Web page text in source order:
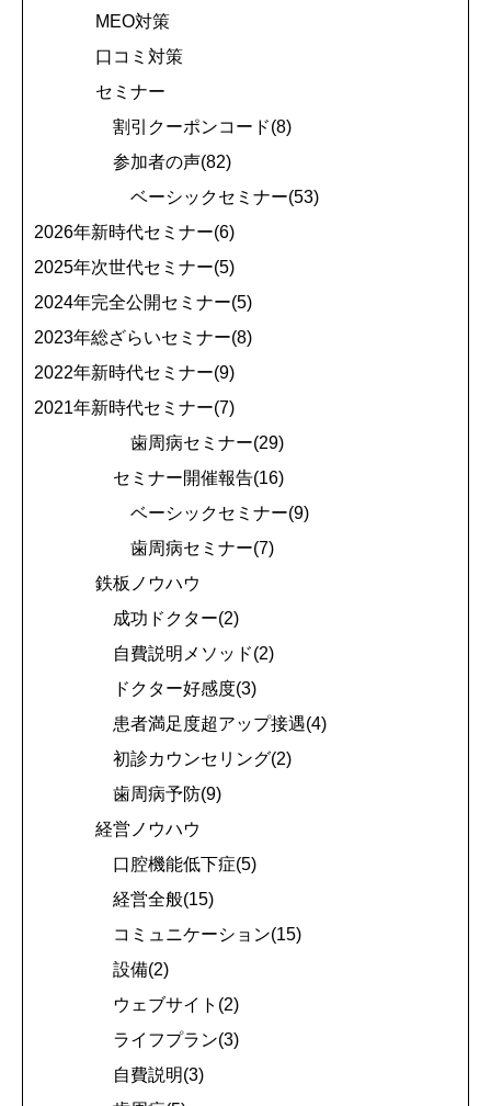
MEO対策
口コミ対策
セミナー
割引クーポンコード(8)
参加者の声(82)
ベーシックセミナー(53)
2026年新時代セミナー(6)
2025年次世代セミナー(5)
2024年完全公開セミナー(5)
2023年総ざらいセミナー(8)
2022年新時代セミナー(9)
2021年新時代セミナー(7)
歯周病セミナー(29)
セミナー開催報告(16)
ベーシックセミナー(9)
歯周病セミナー(7)
鉄板ノウハウ
成功ドクター(2)
自費説明メソッド(2)
ドクター好感度(3)
患者満足度超アップ接遇(4)
初診カウンセリング(2)
歯周病予防(9)
経営ノウハウ
口腔機能低下症(5)
経営全般(15)
コミュニケーション(15)
設備(2)
ウェブサイト(2)
ライフプラン(3)
自費説明(3)